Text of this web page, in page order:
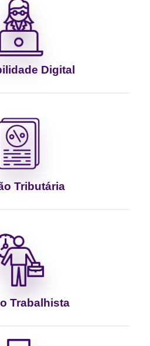
Digital
Tributária
Trabalhista